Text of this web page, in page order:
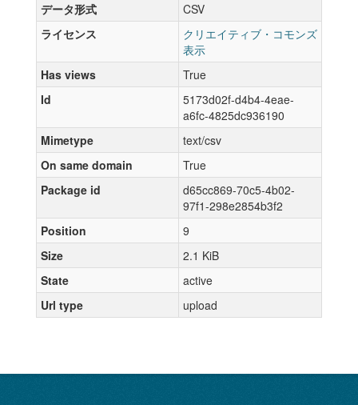
データ形式
CSV
ライセンス
クリエイティブ・コモンズ
表示
Has views
True
Id
5173d02f-d4b4-4eae-
a6fc-4825dc936190
Mimetype
text/csv
On same domain
True
Package id
d65cc869-70c5-4b02-
97f1-298e2854b3f2
Position
9
Size
2.1 KiB
State
active
Url type
upload